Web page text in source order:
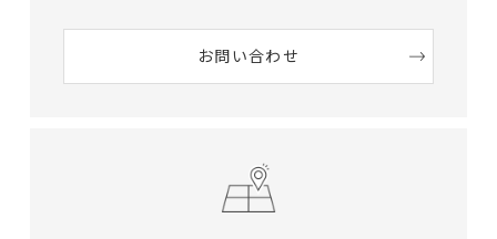
お問い合わせ